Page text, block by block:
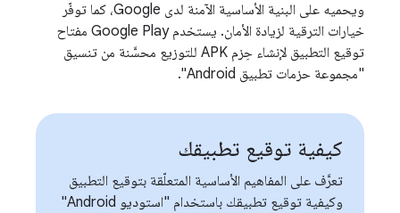
ويحميه على البنية الأساسية الآمنة لدى Google، كما توفّر
خيارات الترقية لزيادة الأمان. يستخدم Google Play مفتاح
توقيع التطبيق لإنشاء حِزم APK للتوزيع محسَّنة من تنسيق
"مجموعة حزمات تطبيق Android".
كيفية توقيع تطبيقك
تعرَّف على المفاهيم الأساسية المتعلّقة بتوقيع التطبيق
وكيفية توقيع تطبيقك باستخدام "استوديو Android"